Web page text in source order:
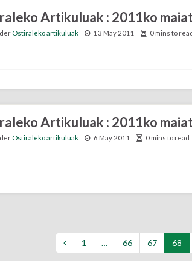
Artikuluak : 2011ko
Ostiraleko artikuluak 13 May 2011 0 mins to
Artikuluak : 2011ko
Ostiraleko artikuluak 6 May 2011 0 mins to read
1 … 66 67 68